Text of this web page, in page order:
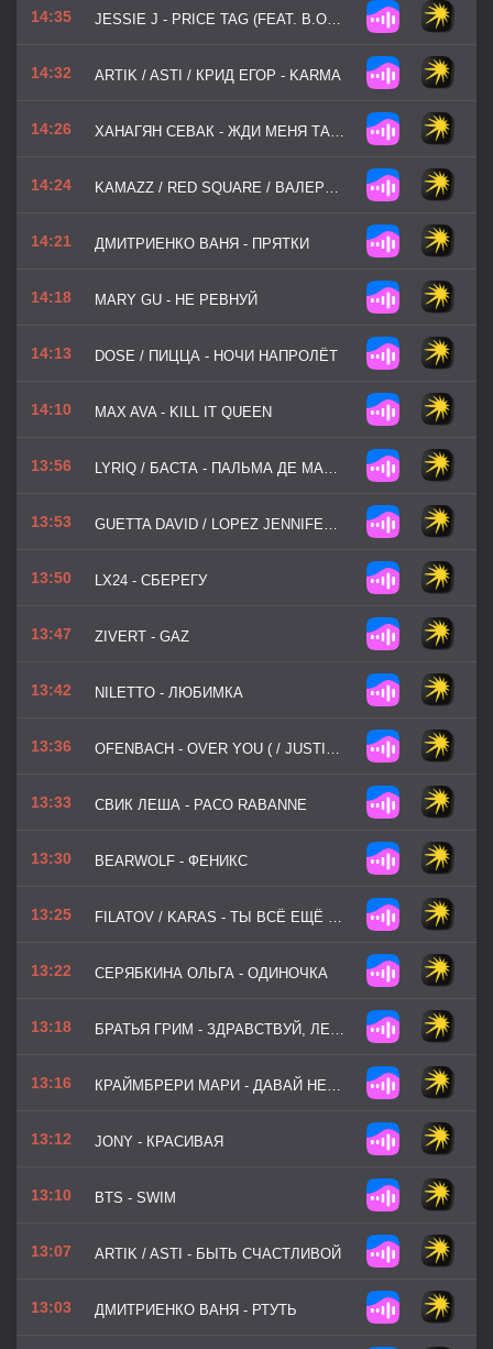
14:35 JESSIE J - PRICE TAG (FEAT. B.O.B)
14:32 ARTIK / ASTI / КРИД ЕГОР - KARMA
14:26 ХАНАГЯН СЕВАК - ЖДИ МЕНЯ ТАМ (DJ KAPRAL)
14:24 KAMAZZ / RED SQUARE / ВАЛЕРИЯ - ЗЕРКАЛА
14:21 ДМИТРИЕНКО ВАНЯ - ПРЯТКИ
14:18 MARY GU - НЕ РЕВНУЙ
14:13 DOSE / ПИЦЦА - НОЧИ НАПРОЛЁТ
14:10 MAX AVA - KILL IT QUEEN
13:56 LYRIQ / БАСТА - ПАЛЬМА ДЕ МАЙОРКА
13:53 GUETTA DAVID / LOPEZ JENNIFER - SAVE ME TONIGHT
13:50 LX24 - СБЕРЕГУ
13:47 ZIVERT - GAZ
13:42 NILETTO - ЛЮБИМКА
13:36 OFENBACH - OVER YOU ( / JUSTIN JESSO)
13:33 СВИК ЛЕША - PACO RABANNE
13:30 BEARWOLF - ФЕНИКС
13:25 FILATOV / KARAS - ТЫ ВСЁ ЕЩЁ СНИШЬСЯ
13:22 СЕРЯБКИНА ОЛЬГА - ОДИНОЧКА
13:18 БРАТЬЯ ГРИМ - ЗДРАВСТВУЙ, ЛЕТО
13:16 КРАЙМБРЕРИ МАРИ - ДАВАЙ НЕ ЖДАТЬ
13:12 JONY - КРАСИВАЯ
13:10 BTS - SWIM
13:07 ARTIK / ASTI - БЫТЬ СЧАСТЛИВОЙ
13:03 ДМИТРИЕНКО ВАНЯ - РТУТЬ